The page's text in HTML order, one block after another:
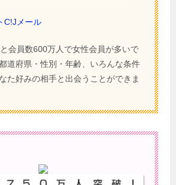
C!Jメール
会員数600万人で女性会員が多いで
道府県・性別・年齢、いろんな条件
た好みの相手と出会うことができま